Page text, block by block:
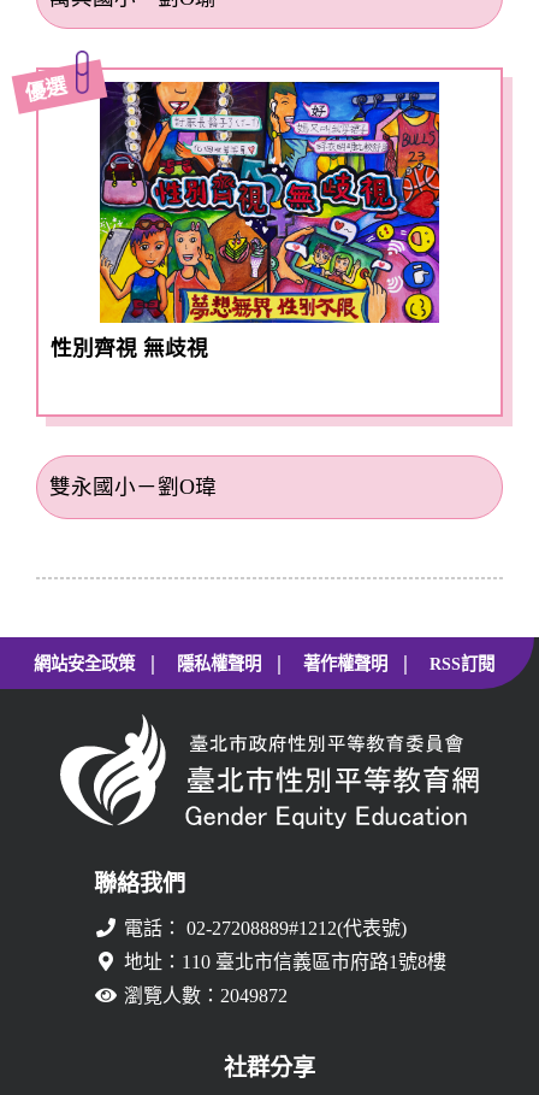
優選
性別齊視 無歧視
雙永國小－劉O瑋
網站安全政策 | 隱私權聲明 | 著作權聲明 | RSS訂閱
聯絡我們
電話： 02-27208889#1212(代表號)
地址：110 臺北市信義區市府路1號8樓
瀏覽人數：2049872
社群分享